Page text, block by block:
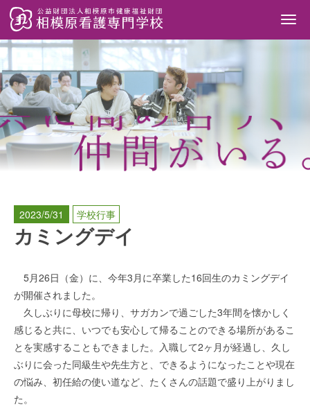
2023/5/31 学校行事
カミングデイ
5月26日（金）に、今年3月に卒業した16回生のカミングデイ
が開催されました。
久しぶりに母校に帰り、サガカンで過ごした3年間を懐かしく
感じると共に、いつでも安心して帰ることのできる場所があるこ
とを実感することもできました。入職して2ヶ月が経過し、久し
ぶりに会った同級生や先生方と、できるようになったことや現在
の悩み、初任給の使い道など、たくさんの話題で盛り上がりまし
た。